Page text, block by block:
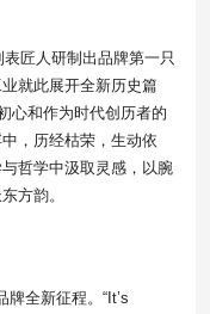
匠人研制出品牌第一只
就此展开全新历史篇
心和作为时代创历者的
，历经枯荣，生动依
哲学中汲取灵感，以腕
方韵。
全新征程。“It’s